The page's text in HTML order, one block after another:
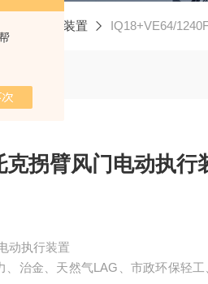
直行程电动装置 IQ18+VE64/1240FNP
拐臂风门电动执行
动执行装置
、治金、天然气LAG、市政环保轻